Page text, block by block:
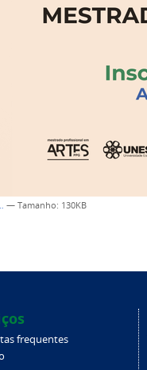
— Tamanho: 130KB
frequentes